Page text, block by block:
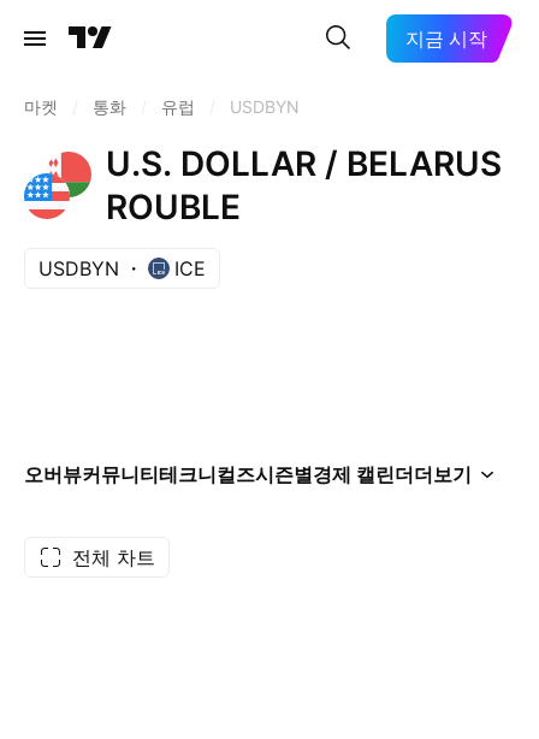
지금 시작
마켓 통화 유럽 USDBYN
U.S. DOLLAR / BELARUS
ROUBLE
USDBYN ICE
오버뷰커뮤니티테크니컬즈시즌별경제 캘린더더보기
전체 차트